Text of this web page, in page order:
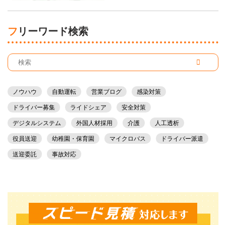
フリーワード検索
ノウハウ 自動運転 営業ブログ 感染対策
ドライバー募集 ライドシェア 安全対策
デジタルシステム 外国人材採用 介護 人工透析
役員送迎 幼稚園・保育園 マイクロバス ドライバー派遣
送迎委託 事故対応